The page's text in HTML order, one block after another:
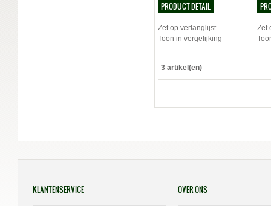
PRODUCT DETAIL
Zet op verlanglijst
Toon in vergelijking
Zet
3 artikel(en)
KLANTENSERVICE OVER ONS